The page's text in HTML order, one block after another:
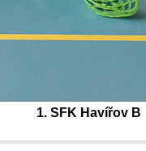
1. SFK Havířov B